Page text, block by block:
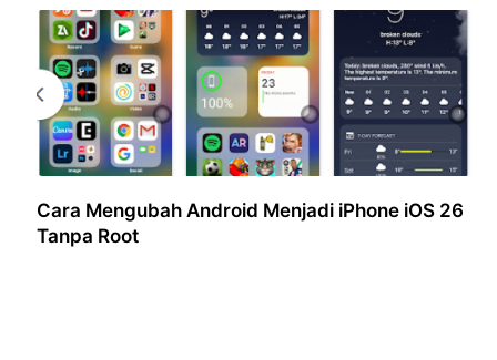
Cara Mengubah Android Menjadi iPhone iOS 26
Tanpa Root